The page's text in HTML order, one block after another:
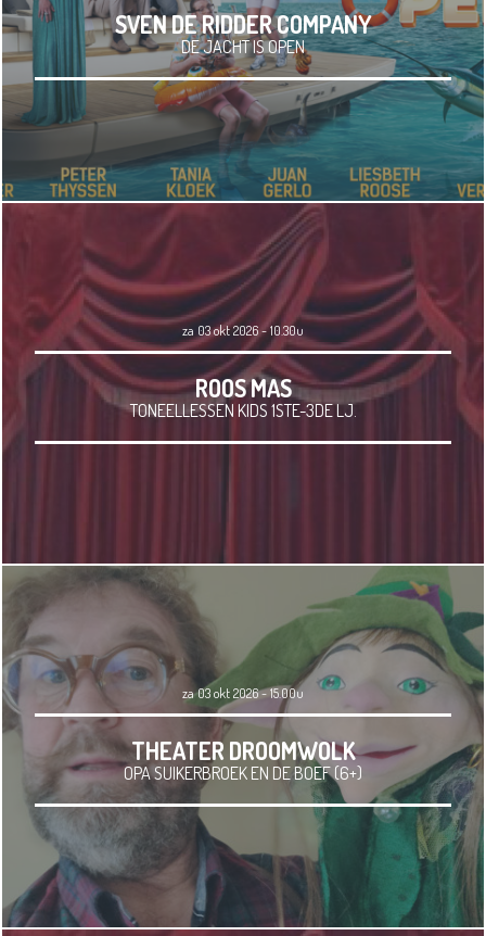
SVEN DE RIDDER COMPANY
DE JACHT IS OPEN
za 03 okt 2026 - 10.30u
ROOS MAS
TONEELLESSEN KIDS 1STE-3DE LJ.
za 03 okt 2026 - 15.00u
THEATER DROOMWOLK
OPA SUIKERBROEK EN DE BOEF (6+)